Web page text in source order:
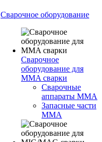
Сварочное оборудование
Сварочное
оборудование для
MMA сварки
Сварочные
аппараты MMA
Запасные части
MMA